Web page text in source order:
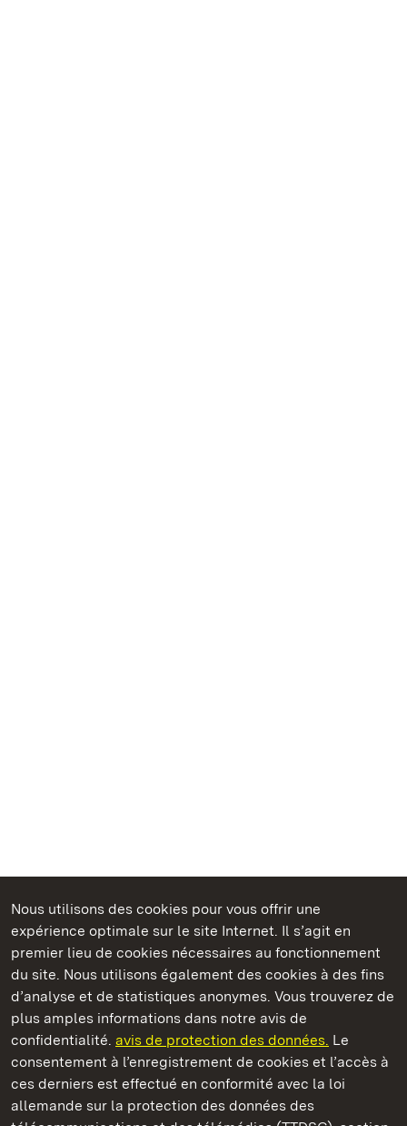
Nous utilisons des cookies pour vous offrir une
expérience optimale sur le site Internet. Il s’agit en
premier lieu de cookies nécessaires au fonctionnement
du site. Nous utilisons également des cookies à des fins
d’analyse et de statistiques anonymes. Vous trouverez de
plus amples informations dans notre avis de
confidentialité. avis de protection des données. Le
consentement à l’enregistrement de cookies et l’accès à
ces derniers est effectué en conformité avec la loi
allemande sur la protection des données des
Châteaux et jardins publics du Bade-Wurtemberg
Staatliche Schlösser und Gärten Baden‑Württemberg
Châteaux et jardins publics du Bade-Wurtemberg
ContactFAQ et réponsesMentions légales